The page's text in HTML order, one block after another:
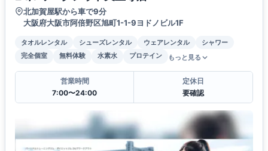
北加賀屋駅から車で9分
大阪府大阪市阿倍野区旭町1-1-9ヨドノビル1F
タオルレンタル シューズレンタル ウェアレンタル
シャワー
完全個室
無料体験 水素水 プロテイン もっと見る
営業時間
7:00〜24:00
定休日
要確認